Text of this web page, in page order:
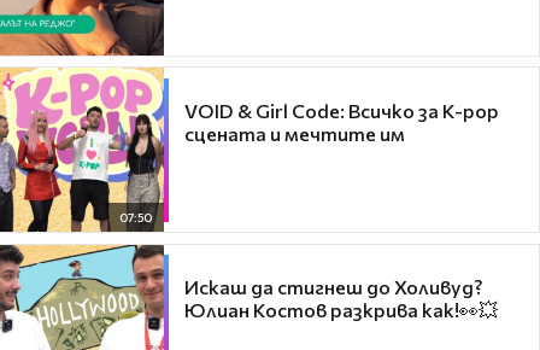
07:50
VOID & Girl Code: Всичко за K-pop
сцената и мечтите им
Искаш да стигнеш до Холивуд?
Юлиан Костов разкрива как!👀💥